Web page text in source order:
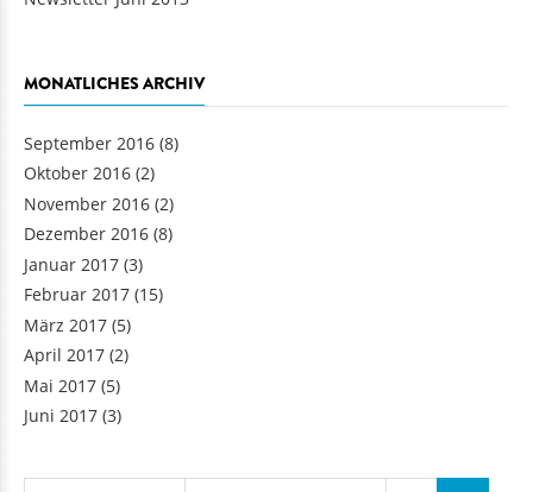
Newsletter Juni 2013
September 2016
(8)
(2)
(2)
(8)
Januar 2017
(3)
(15)
(5)
April 2017
(2)
(5)
Juni 2017
(3)